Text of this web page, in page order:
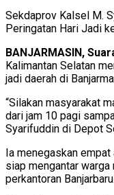
Sekdaprov Kalsel M.
Peringatan Hari Jadi
BANJARMASIN,
Kalimantan Selatan
jadi daerah di
“Silakan masyarakat
dari jam 10 pagi
Syarifuddin di Depot
Ia menegaskan
siap mengantar warga
perkantoran Banjarbaru.